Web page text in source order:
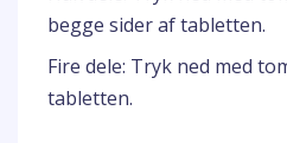
begge sider af tabletten.
Fire dele: Tryk ned med
tabletten.